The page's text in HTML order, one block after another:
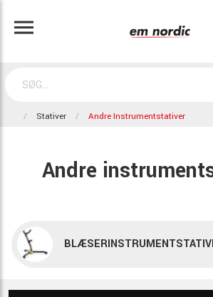
Stativer Andre Instrumentstativer
Andre